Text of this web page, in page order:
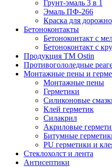
Грунт-эмаль 3 в 1
Эмаль ПФ-266
Краска для
Бетоноконтакты
Бетоноконтакт с
Бетоноконтакт с
Продукция ТМ Ostin
Противогололедные
Монтажные пены и
Монтажные пены
Герметики
Силиконовые
Клей герметик
Силакрил
Акриловые
Битумные
PU герметики и
Стеклохолст и лента
Антисептики